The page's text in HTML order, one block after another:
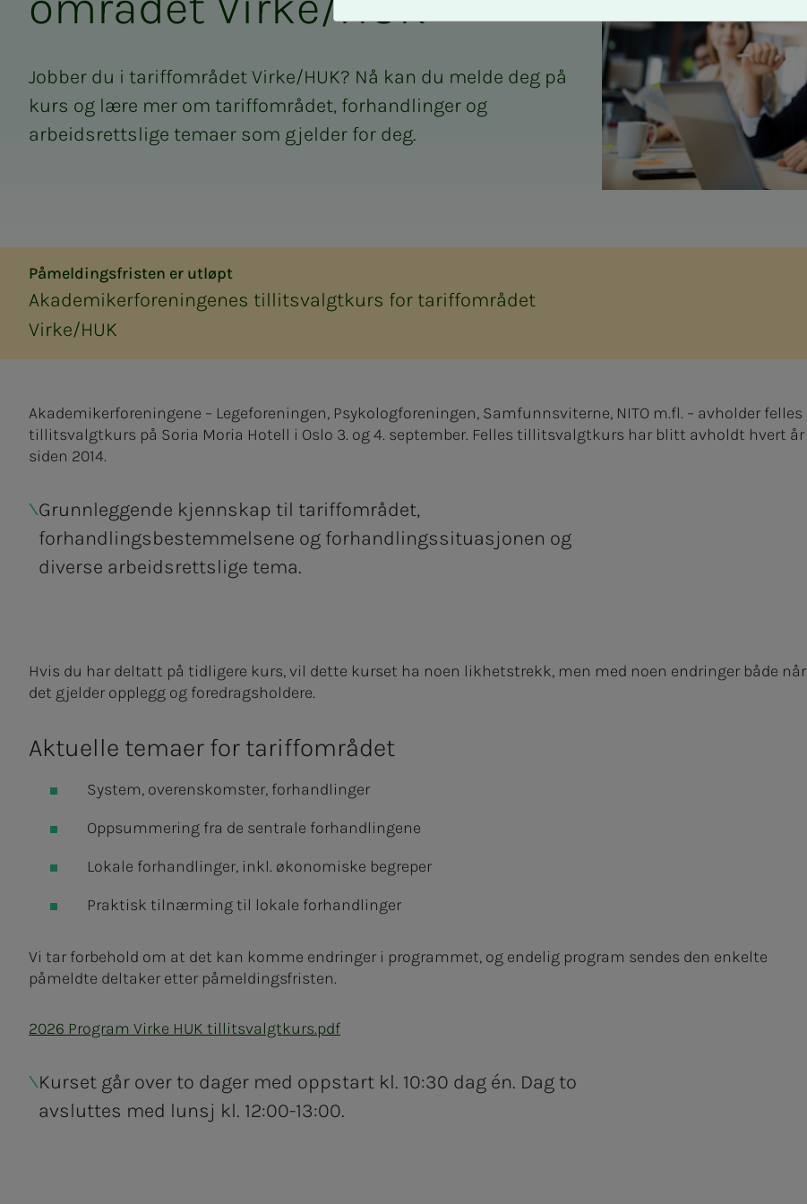
Jobber du i tariffområdet Virke/HUK? Nå kan du melde deg på
kurs og lære mer om tariffområdet, forhandlinger og
arbeidsrettslige temaer som gjelder for deg.
Påmeldingsfristen er utløpt
Akademikerforeningenes tillitsvalgtkurs for tariffområdet
Virke/HUK
Akademikerforeningene – Legeforeningen, Psykologforeningen, Samfunnsviterne, NITO m.fl. – avholder felles
tillitsvalgtkurs på Soria Moria Hotell i Oslo 3. og 4. september. Felles tillitsvalgtkurs har blitt avholdt hvert år
siden 2014.
Grunnleggende kjennskap til tariffområdet,
forhandlingsbestemmelsene og forhandlingssituasjonen og
diverse arbeidsrettslige tema.
Hvis du har deltatt på tidligere kurs, vil dette kurset ha noen likhetstrekk, men med noen endringer både når
det gjelder opplegg og foredragsholdere.
Aktuelle temaer for tariffområdet
System, overenskomster, forhandlinger
Oppsummering fra de sentrale forhandlingene
Lokale forhandlinger, inkl. økonomiske begreper
Praktisk tilnærming til lokale forhandlinger
Vi tar forbehold om at det kan komme endringer i programmet, og endelig program sendes den enkelte
påmeldte deltaker etter påmeldingsfristen.
2026 Program Virke HUK tillitsvalgtkurs.pdf
Kurset går over to dager med oppstart kl. 10:30 dag én. Dag to
avsluttes med lunsj kl. 12:00-13:00.
v
s
a
l